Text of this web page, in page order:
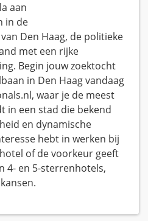
aan
in de
Den Haag, de politieke
met een rijke
Begin jouw zoektocht
in Den Haag vandaag
waar je de meest
in een stad die bekend
en dynamische
hebt in werken bij
of de voorkeur geeft
4- en 5-sterrenhotels,